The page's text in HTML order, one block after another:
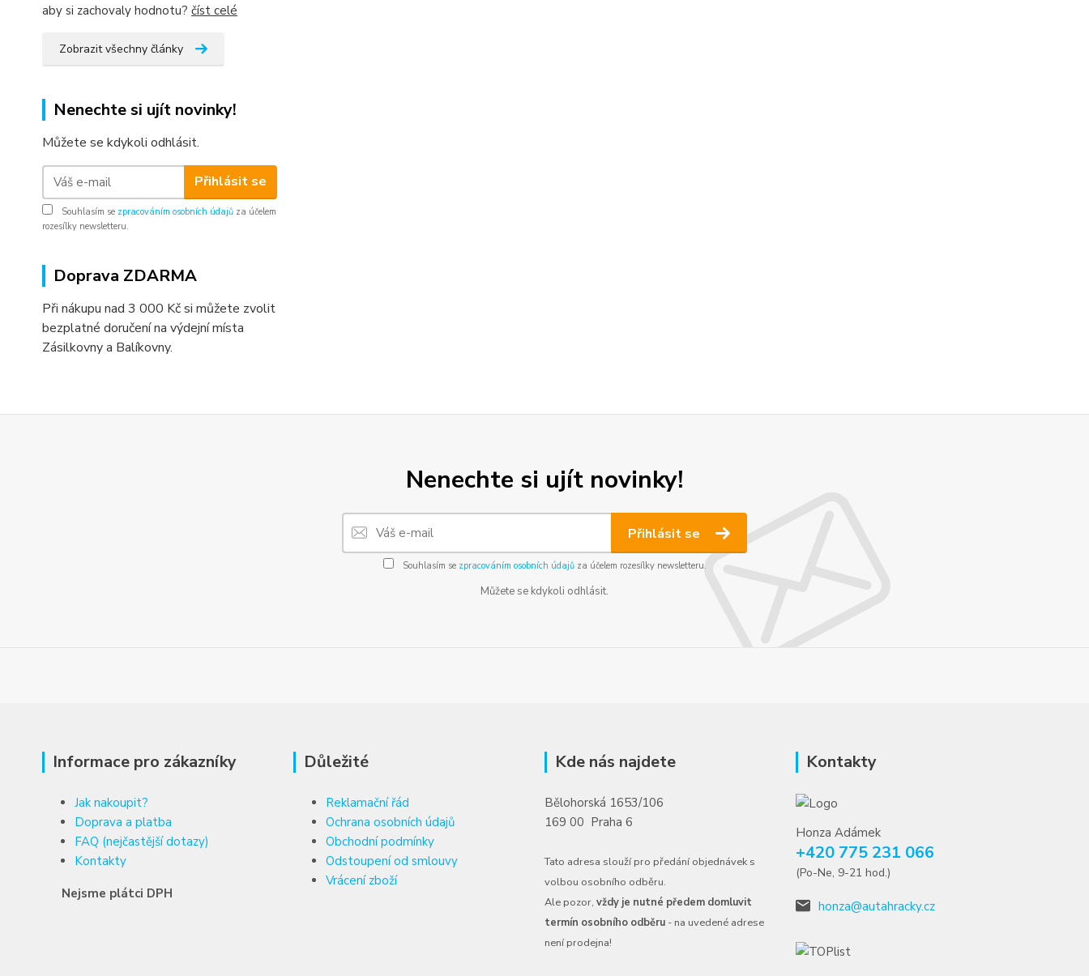
aby si zachovaly hodnotu? číst celé
Zobrazit všechny články
Nenechte si ujít novinky!
Můžete se kdykoli odhlásit.
Přihlásit se
Souhlasím se zpracováním osobních údajů za účelem
rozesílky newsletteru.
Doprava ZDARMA
Při nákupu nad 3 000 Kč si můžete zvolit
bezplatné doručení na výdejní místa
Zásilkovny a Balíkovny.
Nenechte si ujít novinky!
Přihlásit se
Souhlasím se zpracováním osobních údajůza účelem rozesílky newsletteru.
Můžete se kdykoli odhlásit.
Informace pro zákazníky
Jak nakoupit?
Doprava a platba
FAQ (nejčastější dotazy)
Kontakty
Nejsme plátci DPH
Důležité
Reklamační řád
Ochrana osobních údajů
Obchodní podmínky
Odstoupení od smlouvy
Vrácení zboží
Kde nás najdete
Bělohorská 1653/106
169 00 Praha 6
Tato adresa slouží pro předání objednávek s
volbou osobního odběru.
Ale pozor, vždy je nutné předem domluvit
termín osobního odběru - na uvedené adrese
není prodejna!
Kontakty
Honza Adámek
+420 775 231 066
(Po-Ne, 9-21 hod.)
honza@autahracky.cz